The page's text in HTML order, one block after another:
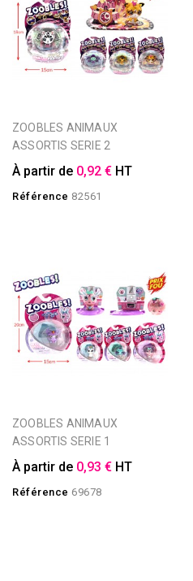
ZOOBLES ANIMAUX
ASSORTIS SERIE 2
À partir de 0,92 € HT
Référence 82561
ZOOBLES ANIMAUX
ASSORTIS SERIE 1
À partir de 0,93 € HT
Référence 69678